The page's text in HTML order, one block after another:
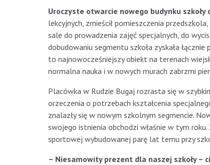
Uroczyste otwarcie nowego budynku
lekcyjnych, zmieścił pomieszczenia
sale do prowadzenia zajęć specjalnych, do
dobudowaniu segmentu szkoła zyskała
to najnowocześniejszy obiekt na terenach
normalna nauka i w nowych murach zabrzmi
Placówka w Rudzie Bugaj rozrasta się w
orzeczenia o potrzebach kształcenia
znalazły się w nowym szkolnym segmencie.
swojego istnienia obchodzi właśnie w tym
sportowej wybudowanej parę lat temu przy
– Niesamowity prezent dla naszej szkoły –